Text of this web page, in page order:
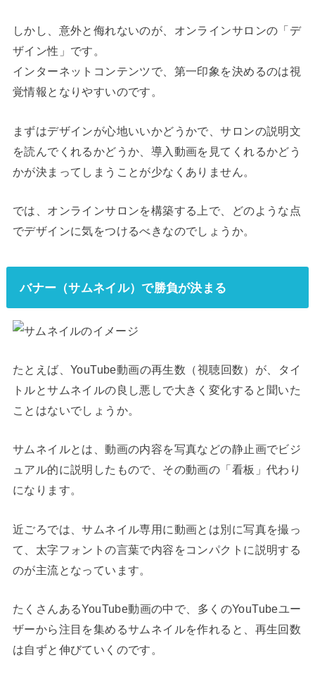
しかし、意外と侮れないのが、オンラインサロンの「デ
ザイン性」です。
インターネットコンテンツで、第一印象を決めるのは視
覚情報となりやすいのです。
まずはデザインが心地いいかどうかで、サロンの説明文
を読んでくれるかどうか、導入動画を見てくれるかどう
かが決まってしまうことが少なくありません。
では、オンラインサロンを構築する上で、どのような点
でデザインに気をつけるべきなのでしょうか。
バナー（サムネイル）で勝負が決まる
たとえば、YouTube動画の再生数（視聴回数）が、タイ
トルとサムネイルの良し悪しで大きく変化すると聞いた
ことはないでしょうか。
サムネイルとは、動画の内容を写真などの静止画でビジ
ュアル的に説明したもので、その動画の「看板」代わり
になります。
近ごろでは、サムネイル専用に動画とは別に写真を撮っ
て、太字フォントの言葉で内容をコンパクトに説明する
のが主流となっています。
たくさんあるYouTube動画の中で、多くのYouTubeユー
ザーから注目を集めるサムネイルを作れると、再生回数
は自ずと伸びていくのです。